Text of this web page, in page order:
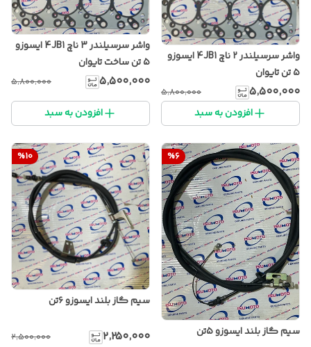
واشر سرسیلندر ۲ ناچ 4JB1 ایسوزو
۵ تن تایوان
۵٬۵۰۰٬۰۰۰ ۵٬۸۰۰٬۰۰۰
افزودن به سبد
واشر سرسیلندر 3 ناچ 4JB1 ایسوزو
۵ تن ساخت تایوان
۵٬۵۰۰٬۰۰۰ ۵٬۸۰۰٬۰۰۰
افزودن به سبد
%6
سیم گاز بلند ایسوزو ۵تن
%10
سیم گاز بلند ایسوزو ۶تن
۲٬۲۵۰٬۰۰۰ ۲٬۵۰۰٬۰۰۰